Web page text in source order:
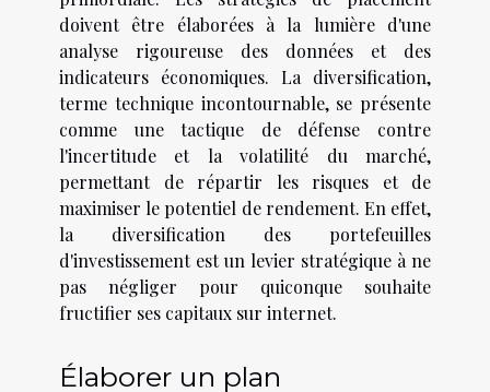
doivent être élaborées à la lumière d'une
analyse rigoureuse des données et des
indicateurs économiques. La diversification,
terme technique incontournable, se présente
comme une tactique de défense contre
l'incertitude et la volatilité du marché,
permettant de répartir les risques et de
maximiser le potentiel de rendement. En effet,
la diversification des portefeuilles
d'investissement est un levier stratégique à ne
pas négliger pour quiconque souhaite
fructifier ses capitaux sur internet.
Élaborer un plan